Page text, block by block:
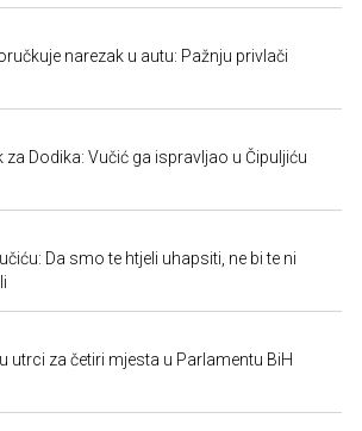
narezak u autu: Pažnju privlači
za Dodika: Vučić ga ispravljao u Čipuljiću
Da smo te htjeli uhapsiti, ne bi te ni
utrci za četiri mjesta u Parlamentu BiH